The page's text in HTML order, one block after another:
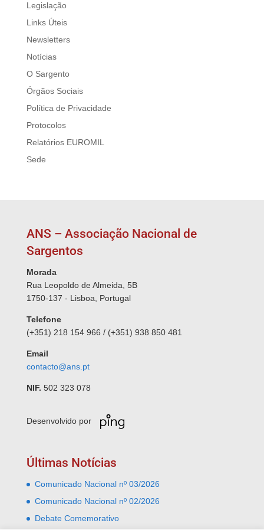
Legislação
Links Úteis
Newsletters
Notícias
O Sargento
Órgãos Sociais
Política de Privacidade
Protocolos
Relatórios EUROMIL
Sede
ANS – Associação Nacional de
Sargentos
Morada
Rua Leopoldo de Almeida, 5B
1750-137 - Lisboa, Portugal
Telefone
(+351) 218 154 966 / (+351) 938 850 481
Email
contacto@ans.pt
NIF. 502 323 078
Desenvolvido por
Últimas Notícias
Comunicado Nacional nº 03/2026
Comunicado Nacional nº 02/2026
Debate Comemorativo